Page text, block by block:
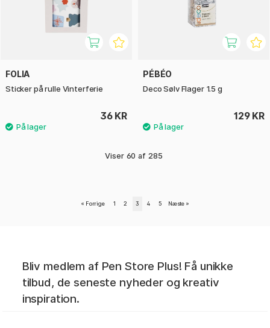
FOLIA
Sticker på rulle Vinterferie
36 KR
PÉBÉO
Deco Sølv Flager 1.5 g
129 KR
Viser 60 af 285
« Forrige 1 2 3 4 5 Næste »
Bliv medlem af Pen Store Plus! Få unikke
tilbud, de seneste nyheder og kreativ
inspiration.